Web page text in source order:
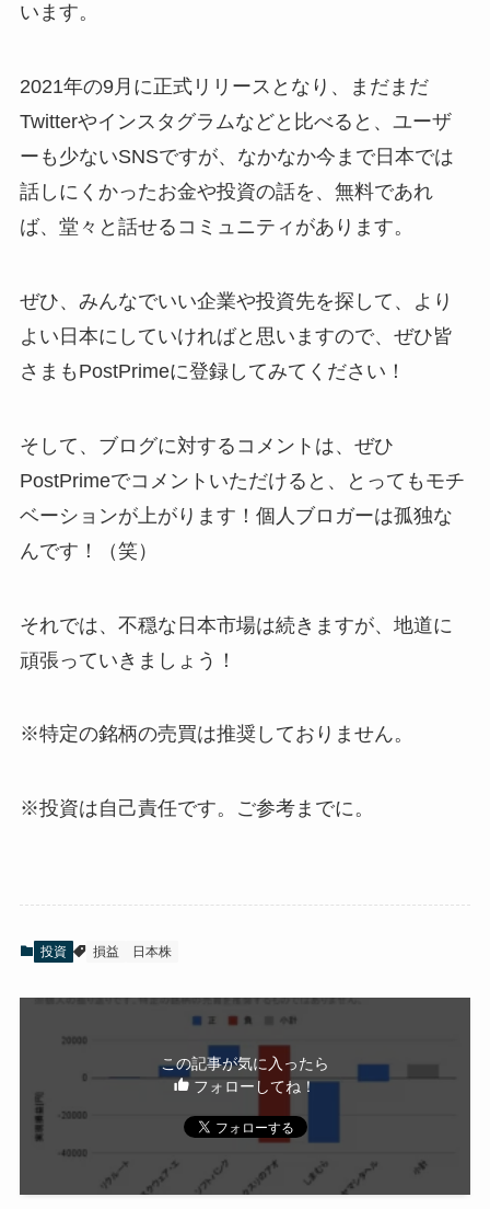
います。
2021年の9月に正式リリースとなり、まだまだ
Twitterやインスタグラムなどと比べると、ユーザ
ーも少ないSNSですが、なかなか今まで日本では
話しにくかったお金や投資の話を、無料であれ
ば、堂々と話せるコミュニティがあります。
ぜひ、みんなでいい企業や投資先を探して、より
よい日本にしていければと思いますので、ぜひ皆
さまもPostPrimeに登録してみてください！
そして、ブログに対するコメントは、ぜひ
PostPrimeでコメントいただけると、とってもモチ
ベーションが上がります！個人ブロガーは孤独な
んです！（笑）
それでは、不穏な日本市場は続きますが、地道に
頑張っていきましょう！
※特定の銘柄の売買は推奨しておりません。
※投資は自己責任です。ご参考までに。
投資 損益 日本株
この記事が気に入ったら
フォローしてね！